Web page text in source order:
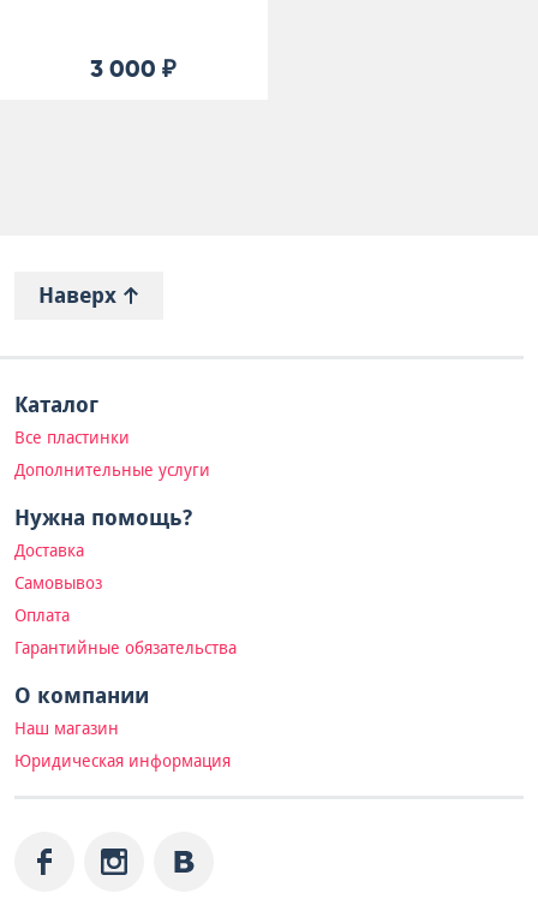
3 000 ₽
Наверх
Каталог
Все пластинки
Дополнительные услуги
Нужна помощь?
Доставка
Самовывоз
Оплата
Гарантийные обязательства
О компании
Наш магазин
Юридическая информация